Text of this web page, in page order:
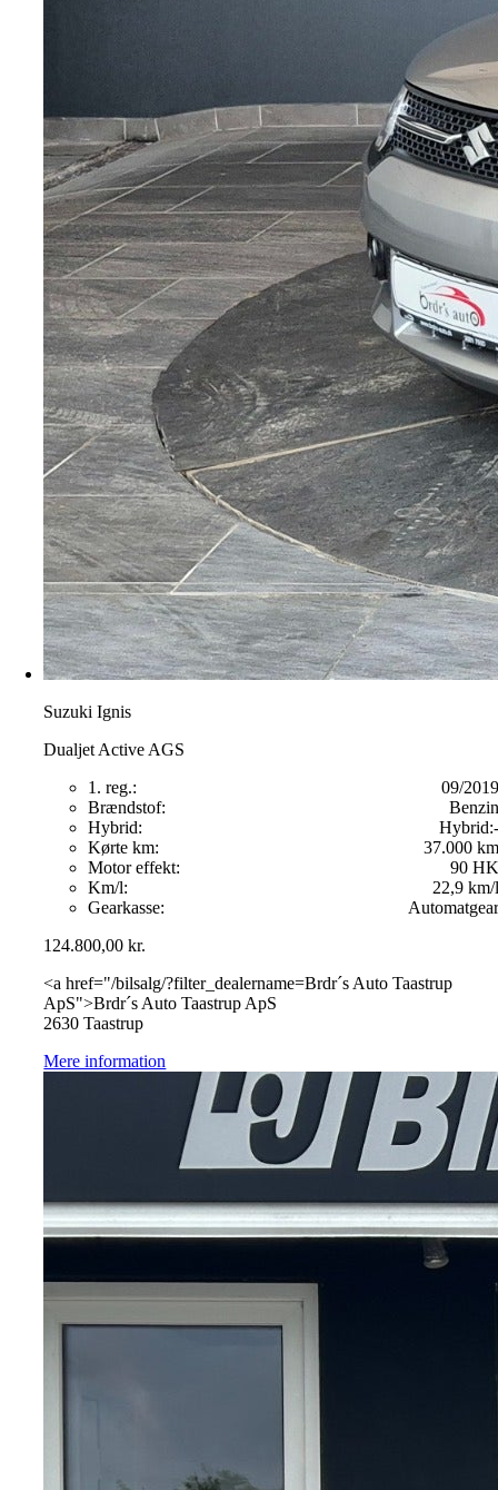
Suzuki Ignis
Dualjet Active AGS
1. reg.:
09/2019
Brændstof:
Benzin
Hybrid:
Hybrid:-
Kørte km:
37.000 km
Motor effekt:
90 HK
Km/l:
22,9 km/l
Gearkasse:
Automatgear
124.800,00kr.
<a href="/bilsalg/?filter_dealername=Brdr´s Auto Taastrup
ApS">Brdr´s Auto Taastrup ApS
2630 Taastrup
Mere information